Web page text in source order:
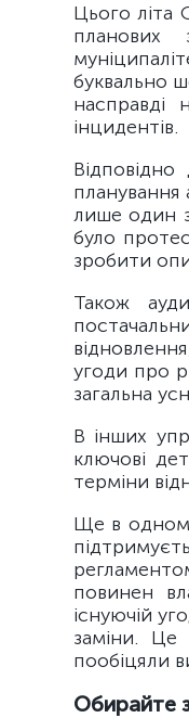
Цього літа
планових
буквально
насправді
інцидентів.
Відповідно
планування
лише один
було
зробити
Також
угоди про
загальна
В інших
ключові
терміни
Ще в
повинен
існуючій
заміни. Це
пообіцяли
Обирайте